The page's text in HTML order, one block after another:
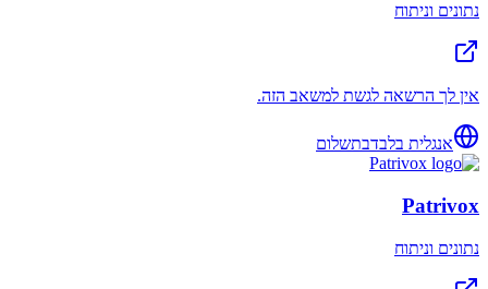
נתונים וניתוח
אין לך הרשאה לגשת למשאב הזה.
אנגלית בלבדבתשלום
Patrivox
נתונים וניתוח